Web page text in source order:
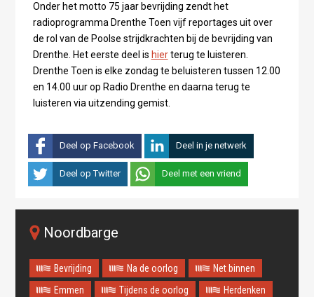
Onder het motto 75 jaar bevrijding zendt het
radioprogramma Drenthe Toen vijf reportages uit over
de rol van de Poolse strijdkrachten bij de bevrijding van
Drenthe. Het eerste deel is hierterug te luisteren.
Drenthe Toen is elke zondag te beluisteren tussen 12.00
en 14.00 uur op Radio Drenthe en daarna terug te
luisteren via uitzending gemist.
Deel op Facebook Deel in je netwerk
Deel op Twitter Deel met een vriend
Noordbarge
Bevrijding Na de oorlog
Net binnen
Emmen
Tijdens de oorlog Herdenken